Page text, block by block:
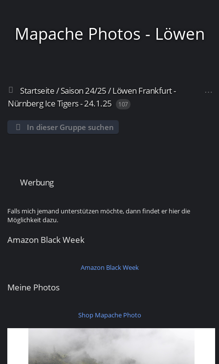
Mapache Photos - Löwen
Frankfurt
Startseite/Saison 24/25/Löwen Frankfurt -
Nürnberg Ice Tigers - 24.1.25
107
In dieser Gruppe suchen
Werbung
Falls mich jemand unterstützen möchte, dann findet er hier die
Möglichkeit dazu.
Amazon Black Week
Amazon Black Week
Meine Photos
Shop Mapache Photo